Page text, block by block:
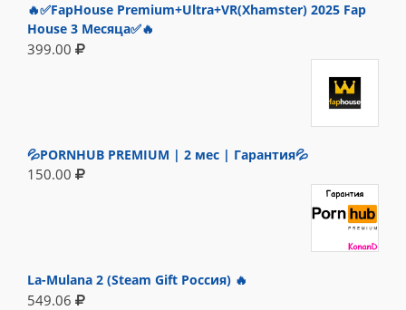
🔥✅FapHouse Premium+Ultra+VR(Xhamster) 2025 Fap
House 3 Месяца✅🔥
399.00
💦PORNHUB PREMIUM | 2 мес | Гарантия💦
150.00
La-Mulana 2 (Steam Gift Россия) 🔥
549.06